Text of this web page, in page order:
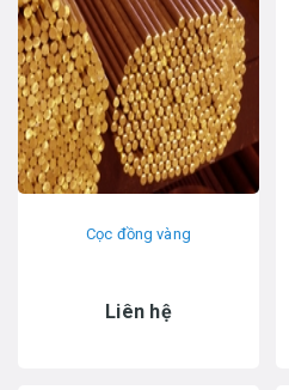
Cọc đồng vàng
Liên hệ